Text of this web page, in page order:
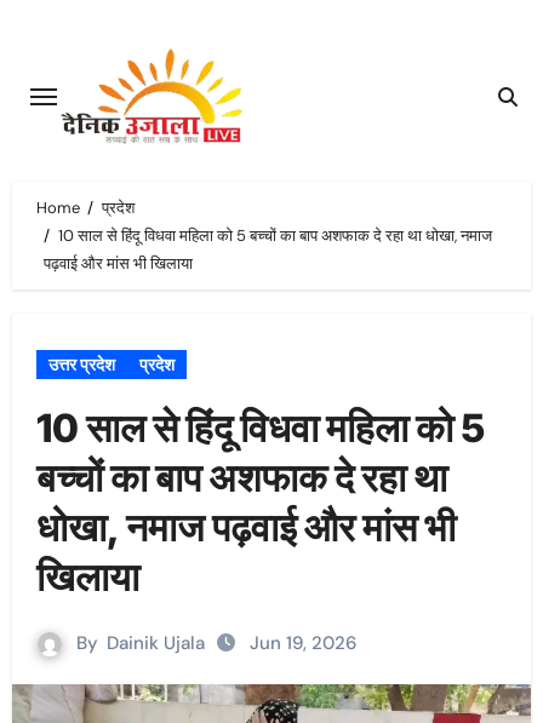
content
Home
प्रदेश
10 साल से हिंदू विधवा महिला को 5 बच्चों का बाप अशफाक दे रहा था धोखा, नमाज
पढ़वाई और मांस भी खिलाया
उत्तर प्रदेश प्रदेश
10 साल से हिंदू विधवा महिला को 5
बच्चों का बाप अशफाक दे रहा था
धोखा, नमाज पढ़वाई और मांस भी
खिलाया
By Dainik Ujala Jun 19, 2026